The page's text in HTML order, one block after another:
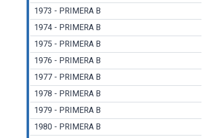
1973 - PRIMERA B
1974 - PRIMERA B
1975 - PRIMERA B
1976 - PRIMERA B
1977 - PRIMERA B
1978 - PRIMERA B
1979 - PRIMERA B
1980 - PRIMERA B